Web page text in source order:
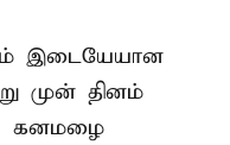
இடையேயான
முன் தினம்
கனமழை